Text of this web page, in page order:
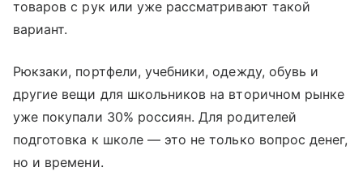
товаров с рук или уже рассматривают такой
вариант.
Рюкзаки, портфели, учебники, одежду, обувь и
другие вещи для школьников на вторичном рынке
уже покупали 30% россиян. Для родителей
подготовка к школе — это не только вопрос денег,
но и времени.